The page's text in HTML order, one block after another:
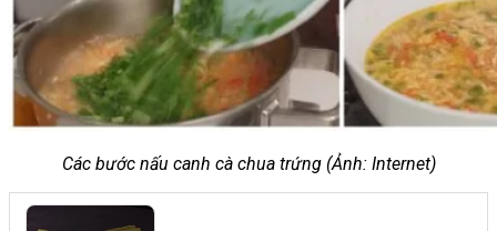
Các bước nấu canh cà chua trứng (Ảnh: Internet)